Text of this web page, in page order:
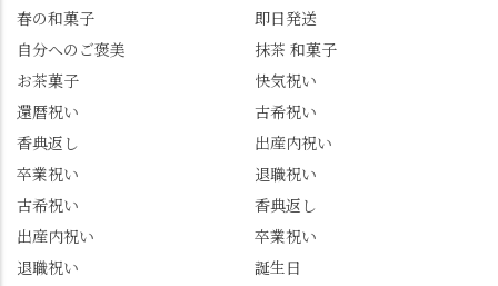
春の和菓子
即日発送
自分へのご褒美
抹茶 和菓子
お茶菓子
快気祝い
還暦祝い
古希祝い
香典返し
出産内祝い
卒業祝い
退職祝い
古希祝い
香典返し
出産内祝い
卒業祝い
退職祝い
誕生日